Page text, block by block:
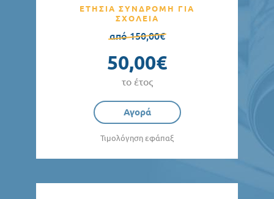
ΕΤΗΣΙΑ ΣΥΝΔΡΟΜΗ ΓΙΑ
ΣΧΟΛΕΙΑ
από 150,00€
50,00€
το έτος
Αγορά
Τιμολόγηση εφάπαξ